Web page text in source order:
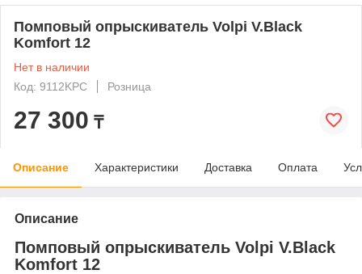
Помповый опрыскиватель Volpi V.Black
Komfort 12
Нет в наличии
Код: 9112KPC
Розница
27 300 ₸
Описание Характеристики Доставка Оплата
Описание
Помповый опрыскиватель Volpi V.Black
Komfort 12